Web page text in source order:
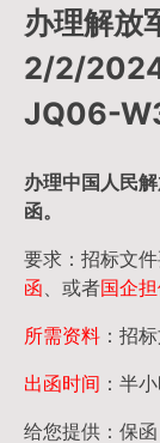
办理解放
2/2/
JQ06-
办理中国人民
函。
要求：招标文
函 、或者国企
所需资料 ：招
出函时间 ：半
给您提供：保